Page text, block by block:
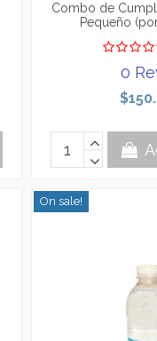
Combo de
Pequeño
0
On sale!